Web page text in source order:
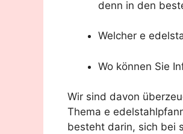
denn in den
Welcher e
Wo können Sie
Wir sind davon
Thema e
besteht darin, sich bei